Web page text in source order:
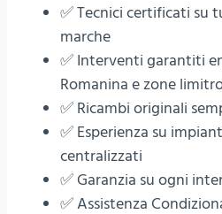
✅ Tecnici certificati su
marche
✅ Interventi garantiti
Romanina e zone
✅ Ricambi originali
✅ Esperienza su
centralizzati
✅ Garanzia su ogni
✅ Assistenza